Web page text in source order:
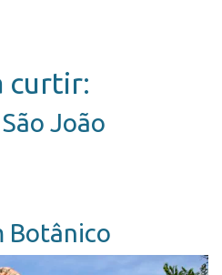
curtir:
João
Botânico